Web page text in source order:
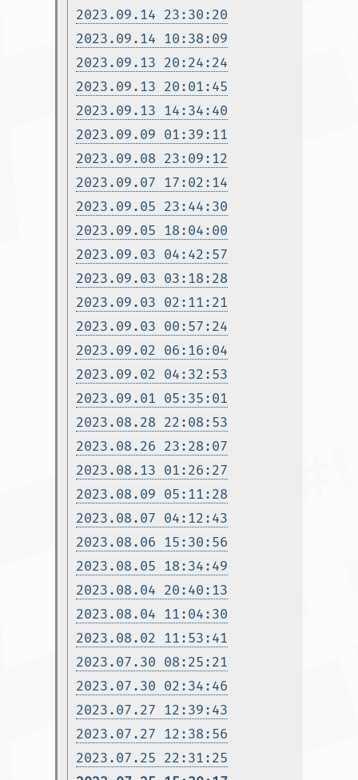
2023.09.14 23:30:20
2023.09.14 10:38:09
2023.09.13 20:24:24
2023.09.13 20:01:45
2023.09.13 14:34:40
2023.09.09 01:39:11
2023.09.08 23:09:12
2023.09.07 17:02:14
2023.09.05 23:44:30
2023.09.05 18:04:00
2023.09.03 04:42:57
2023.09.03 03:18:28
2023.09.03 02:11:21
2023.09.03 00:57:24
2023.09.02 06:16:04
2023.09.02 04:32:53
2023.09.01 05:35:01
2023.08.28 22:08:53
2023.08.26 23:28:07
2023.08.13 01:26:27
2023.08.09 05:11:28
2023.08.07 04:12:43
2023.08.06 15:30:56
2023.08.05 18:34:49
2023.08.04 20:40:13
2023.08.04 11:04:30
2023.08.02 11:53:41
2023.07.30 08:25:21
2023.07.30 02:34:46
2023.07.27 12:39:43
2023.07.27 12:38:56
2023.07.25 22:31:25